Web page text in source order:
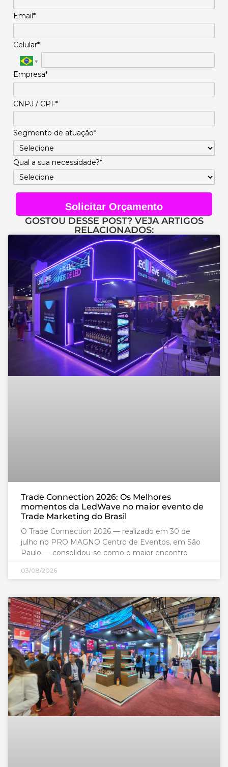
Email*
Celular*
Empresa*
CNPJ / CPF*
Segmento de atuação*
Qual a sua necessidade?*
Solicitar Orçamento
GOSTOU DESSE POST? VEJA ARTIGOS
RELACIONADOS:
Trade Connection 2026: Os Melhores
momentos da LedWave no maior evento de
Trade Marketing do Brasil
O Trade Connection 2026 — realizado em 30 de
julho no PRO MAGNO Centro de Eventos, em São
Paulo — consolidou-se como o maior encontro
03/08/2026